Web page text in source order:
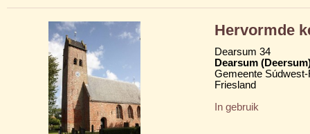
Hervormde
Dearsum 34
Dearsum
Gemeente
Friesland
In gebruik